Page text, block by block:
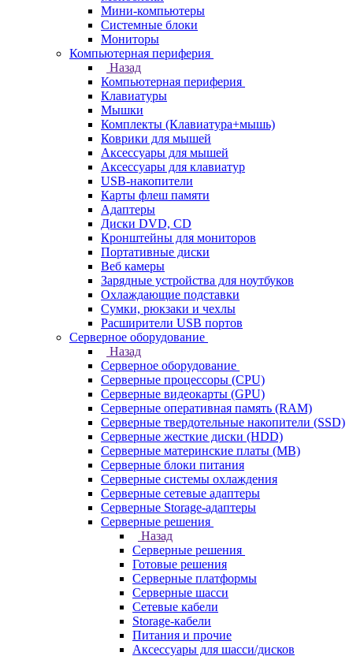
Мини-компьютеры
Системные блоки
Мониторы
Компьютерная периферия
Назад
Компьютерная периферия
Клавиатуры
Мышки
Комплекты (Клавиатура+мышь)
Коврики для мышей
Аксессуары для мышей
Аксессуары для клавиатур
USB-накопители
Карты флеш памяти
Адаптеры
Диски DVD, CD
Кронштейны для мониторов
Портативные диски
Веб камеры
Зарядные устройства для ноутбуков
Охлаждающие подставки
Сумки, рюкзаки и чехлы
Расширители USB портов
Серверное оборудование
Назад
Серверное оборудование
Серверные процессоры (CPU)
Серверные видеокарты (GPU)
Серверные оперативная память (RAM)
Серверные твердотельные накопители (SSD)
Серверные жесткие диски (HDD)
Серверные материнские платы (MB)
Серверные блоки питания
Серверные системы охлаждения
Серверные сетевые адаптеры
Серверные Storage-адаптеры
Серверные решения
Назад
Серверные решения
Готовые решения
Серверные платформы
Серверные шасси
Сетевые кабели
Storage-кабели
Питания и прочие
Аксессуары для шасси/дисков